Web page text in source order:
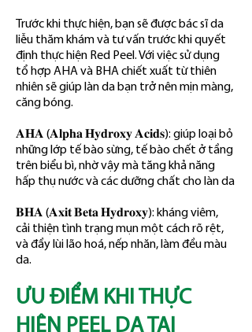
Trước khi thực hiện, bạn sẽ được bác sĩ da
liễu thăm khám và tư vấn trước khi quyết
định thực hiện Red Peel. Với việc sử dụng
tổ hợp AHA và BHA chiết xuất từ thiên
nhiên sẽ giúp làn da bạn trở nên mịn màng,
căng bóng.
𝐀𝐇𝐀 (𝐀𝐥𝐩𝐡𝐚 𝐇𝐲𝐝𝐫𝐨𝐱𝐲 𝐀𝐜𝐢𝐝𝐬): giúp loại bỏ
những lớp tế bào sừng, tế bào chết ở tầng
trên biểu bì, nhờ vậy mà tăng khả năng
hấp thụ nước và các dưỡng chất cho làn da
𝐁𝐇𝐀 (𝐀𝐱𝐢𝐭 𝐁𝐞𝐭𝐚 𝐇𝐲𝐝𝐫𝐨𝐱𝐲): kháng viêm,
cải thiện tình trạng mụn một cách rõ rệt,
và đẩy lùi lão hoá, nếp nhăn, làm đều màu
da.
ƯU ĐIỂM KHI THỰC
HIỆN PEEL DA TẠI